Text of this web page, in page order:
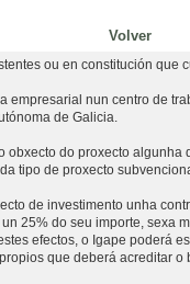
Volver
ou en constitución que
empresarial nun centro de
de Galicia.
obxecto do proxecto
tipo de proxecto
de investimento unha
25% do seu importe, sexa
efectos, o Igape poderá
que deberá acreditar o